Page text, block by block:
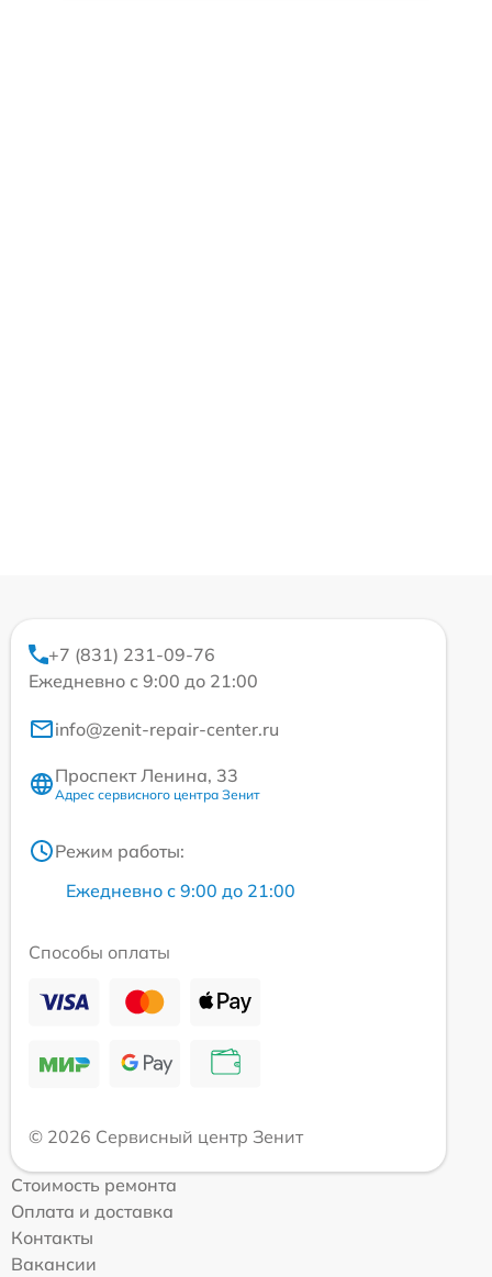
+7 (831) 231-09-76
Ежедневно с 9:00 до 21:00
info@zenit-repair-center.ru
Проспект Ленина, 33
Адрес сервисного центра Зенит
Режим работы:
Ежедневно с 9:00 до 21:00
Способы оплаты
© 2026 Сервисный центр Зенит
Стоимость ремонта
Оплата и доставка
Контакты
Вакансии